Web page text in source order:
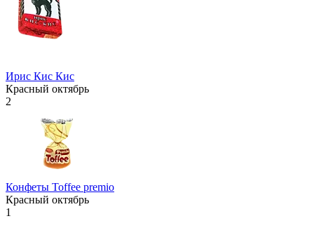
Ирис Кис Кис
Красный октябрь
2
Конфеты Toffee premio
Красный октябрь
1